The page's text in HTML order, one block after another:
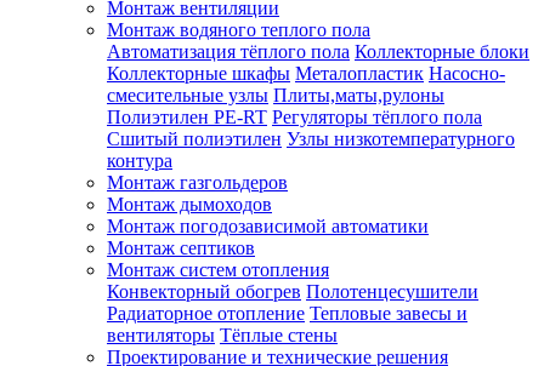
Монтаж вентиляции
Монтаж водяного теплого пола
Автоматизация тёплого пола Коллекторные блоки
Коллекторные шкафы Металопластик Насосно-
смесительные узлы Плиты,маты,рулоны
Полиэтилен PE-RT Регуляторы тёплого пола
Сшитый полиэтилен Узлы низкотемпературного
контура
Монтаж газгольдеров
Монтаж дымоходов
Монтаж погодозависимой автоматики
Монтаж септиков
Монтаж систем отопления
Конвекторный обогрев Полотенцесушители
Радиаторное отопление Тепловые завесы и
вентиляторы Тёплые стены
Проектирование и технические решения